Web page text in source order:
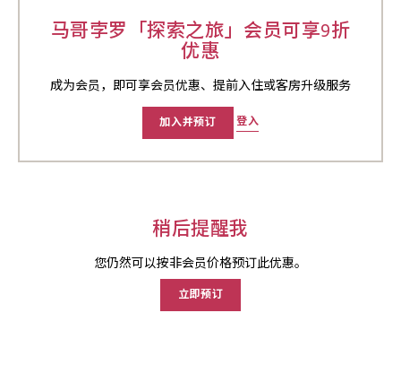
马哥孛罗「探索之旅」会员可享9折
优惠
成为会员，即可享会员优惠、提前入住或客房升级服务
加入并预订 登入
稍后提醒我
您仍然可以按非会员价格预订此优惠。
立即预订